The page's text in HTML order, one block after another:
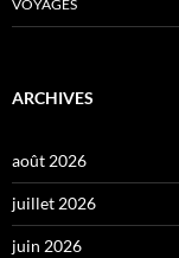
VOYAGES
ARCHIVES
août 2026
juillet 2026
juin 2026